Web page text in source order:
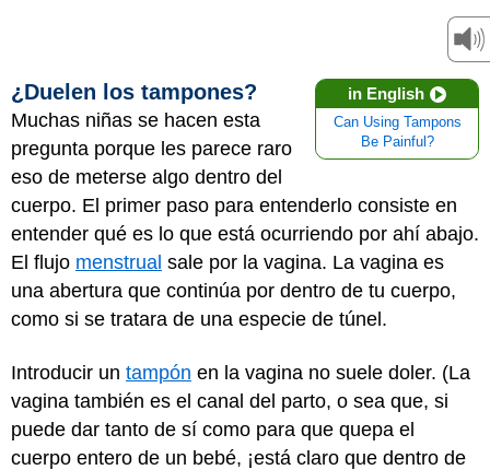
in English
Can Using Tampons
Be Painful?
¿Duelen los tampones?
Muchas niñas se hacen esta
pregunta porque les parece raro
eso de meterse algo dentro del
cuerpo. El primer paso para entenderlo consiste en
entender qué es lo que está ocurriendo por ahí abajo.
El flujo menstrual sale por la vagina. La vagina es
una abertura que continúa por dentro de tu cuerpo,
como si se tratara de una especie de túnel.
Introducir un tampón en la vagina no suele doler. (La
vagina también es el canal del parto, o sea que, si
puede dar tanto de sí como para que quepa el
cuerpo entero de un bebé, ¡está claro que dentro de